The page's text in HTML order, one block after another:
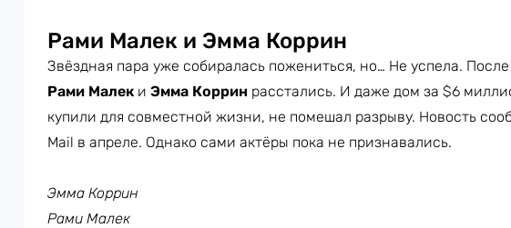
Рами Малек и Эмма Коррин
Звёздная пара уже собиралась пожениться, но… Не успела.
Рами Малек и Эмма Коррин расстались. И даже дом за $6
купили для совместной жизни, не помешал разрыву. Новость
Mail в апреле. Однако сами актёры пока не признавались.
Эмма Коррин
Рами Малек